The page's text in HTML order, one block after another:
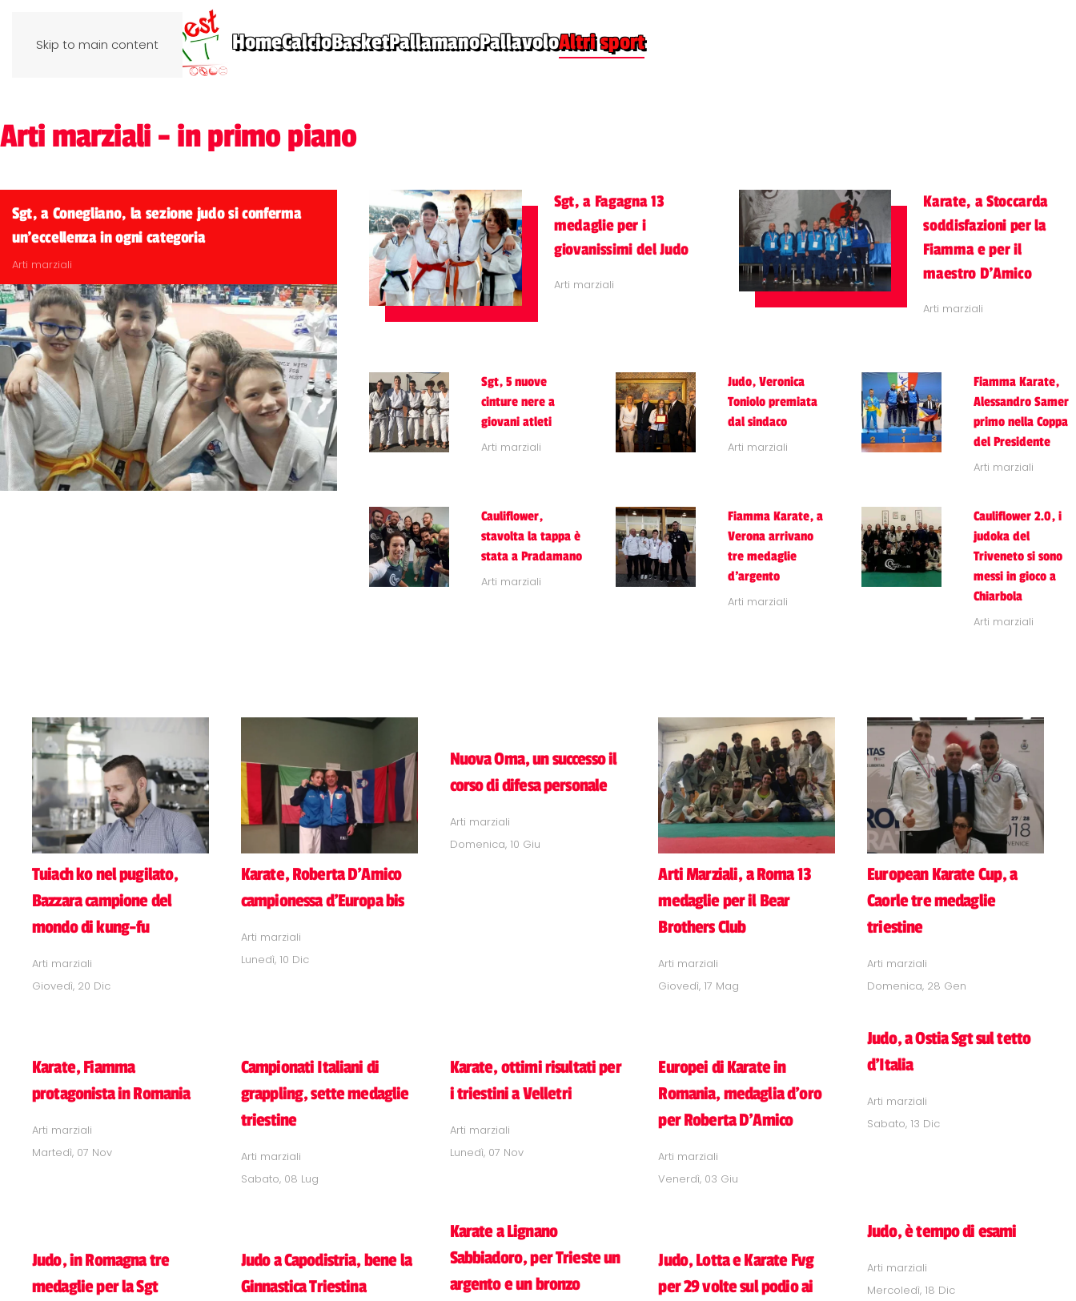
Skip to main content HomeCalcioBasketPallamanoPallavoloAltri sport
Arti marziali - in primo piano
Sgt, a Conegliano, la sezione judo si conferma
un'eccellenza in ogni categoria
Arti marziali
Sgt, a Fagagna 13
medaglie per i
giovanissimi del Judo
Arti marziali
Karate, a Stoccarda
soddisfazioni per la
Fiamma e per il
maestro D'Amico
Arti marziali
Sgt, 5 nuove
cinture nere a
giovani atleti
Arti marziali
Judo, Veronica
Toniolo premiata
dal sindaco
Arti marziali
Fiamma Karate,
Alessandro Samer
primo nella Coppa
del Presidente
Arti marziali
Cauliflower,
stavolta la tappa è
stata a Pradamano
Arti marziali
Fiamma Karate, a
Verona arrivano
tre medaglie
d'argento
Arti marziali
Cauliflower 2.0, i
judoka del
Triveneto si sono
messi in gioco a
Chiarbola
Arti marziali
Tuiach ko nel pugilato,
Bazzara campione del
mondo di kung-fu
Arti marziali
Giovedì, 20 Dic
Karate, Roberta D'Amico
campionessa d'Europa bis
Arti marziali
Lunedì, 10 Dic
Nuova Oma, un successo il
corso di difesa personale
Arti marziali
Domenica, 10 Giu
Arti Marziali, a Roma 13
medaglie per il Bear
Brothers Club
Arti marziali
Giovedì, 17 Mag
European Karate Cup, a
Caorle tre medaglie
triestine
Arti marziali
Domenica, 28 Gen
Karate, Fiamma
protagonista in Romania
Arti marziali
Martedì, 07 Nov
Campionati Italiani di
grappling, sette medaglie
triestine
Arti marziali
Sabato, 08 Lug
Karate, ottimi risultati per
i triestini a Velletri
Arti marziali
Lunedì, 07 Nov
Europei di Karate in
Romania, medaglia d'oro
per Roberta D'Amico
Arti marziali
Venerdì, 03 Giu
Judo, a Ostia Sgt sul tetto
d'Italia
Arti marziali
Sabato, 13 Dic
Judo, in Romagna tre
medaglie per la Sgt
Judo a Capodistria, bene la
Ginnastica Triestina
Karate a Lignano
Sabbiadoro, per Trieste un
argento e un bronzo
Judo, Lotta e Karate Fvg
per 29 volte sul podio ai
Judo, è tempo di esami
Arti marziali
Mercoledì, 18 Dic